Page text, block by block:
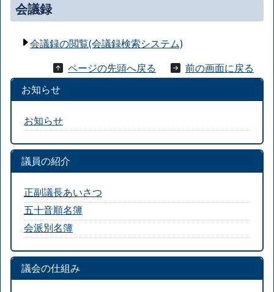
会議録
会議録の閲覧(会議録検索システム)
ページの先頭へ戻る
前の画面に戻る
お知らせ
お知らせ
議員の紹介
正副議長あいさつ
五十音順名簿
会派別名簿
議会の仕組み